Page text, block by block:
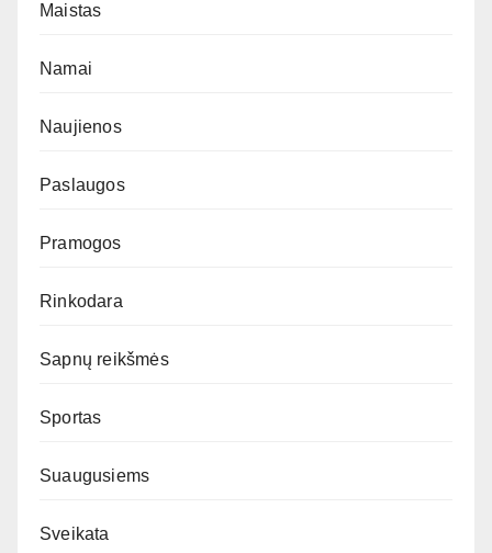
Maistas
Namai
Naujienos
Paslaugos
Pramogos
Rinkodara
Sapnų reikšmės
Sportas
Suaugusiems
Sveikata